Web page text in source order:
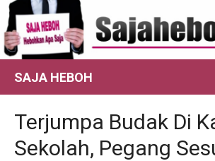
Skip
to
content
SAJA HEBOH
Terjumpa Budak Di
Sekolah, Pegang